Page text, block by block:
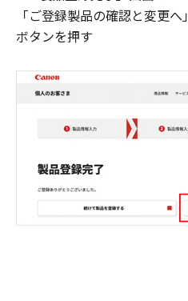
「ご登録製品の確認と変更へ」
ボタンを押す